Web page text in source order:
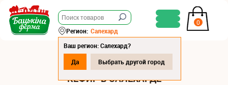
0
Регион: Салехард
Ваш регион: Салехард?
Да
Выбрать другой город
КЕФИР В САЛЕХАРДЕ